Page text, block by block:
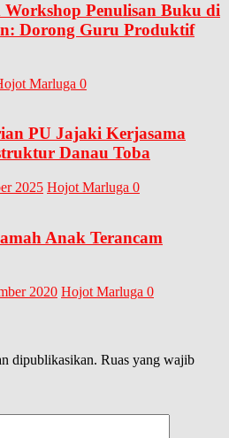
Penulisan Buku di
Dorong Guru Produktif
Marluga 0
PU Jajaki Kerjasama
Danau Toba
2025 Hojot Marluga 0
Anak Terancam
2020 Hojot Marluga 0
dipublikasikan. Ruas yang wajib